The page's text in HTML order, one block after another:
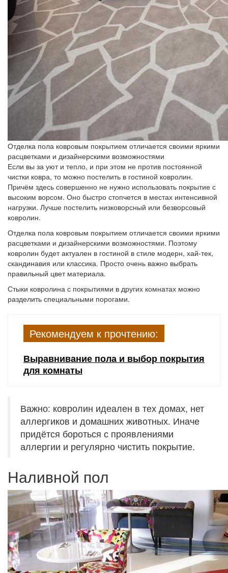
Отделка пола ковровым покрытием отличается своими яркими
расцветками и дизайнерскими возможностями
Если вы за уют и тепло, и при этом не против постоянной
чистки ковра, то можно постелить в гостиной ковролин.
Причём здесь совершенно не нужно использовать покрытие с
высоким ворсом. Оно быстро стопчется в местах интенсивной
нагрузки. Лучше постелить низковорсный или безворсовый
ковролин.
Отделка пола ковровым покрытием отличается своими яркими
расцветками и дизайнерскими возможностями. Поэтому
ковролин будет актуален в гостиной в стиле модерн, хай-тек,
скандинавия или классика. Просто очень важно выбрать
правильный цвет материала.
Стыки ковролина с покрытиями в других комнатах можно
разделить специальными порогами.
Рекомендуем к прочтению:
Выравнивание пола и выбор покрытия
для комнаты
Важно: ковролин идеален в тех домах, нет
аллергиков и домашних животных. Иначе
придётся бороться с проявлениями
аллергии и регулярно чистить покрытие.
Наливной пол